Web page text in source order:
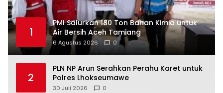
1
PMI Salurkan 180 Ton Bahan Kimia untuk
Air Bersih Aceh Tamiang
6 Agustus 2026 0
2
PLN NP Arun Serahkan Perahu Karet untuk
Polres Lhokseumawe
30 Juli 2026 0